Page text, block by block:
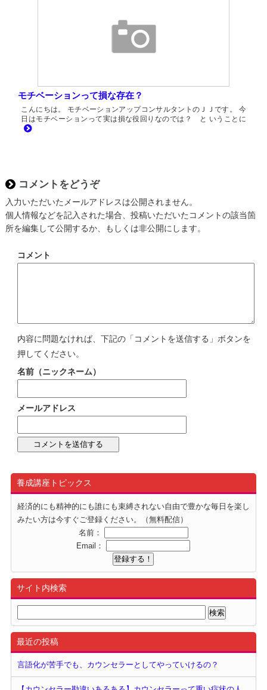
モチベーションって損な存在？
こんにちは。 モチベーションアップコンサルタントのＪＪです。 今
日はモチベーションって実は損な役回りなのでは？ と いうことに
コメントをどうぞ
入力いただいたメールアドレスは公開されません。
個人情報などを記入された場合、投稿いただいたコメントの該当箇
所を編集して公開するか、もしくは非公開にします。
コメント
内容に問題なければ、下記の「コメントを送信する」ボタンを
押してください。
名前（ニックネーム）
メールアドレス
養成講座トピックス
経済的にも精神的にも誰にも束縛されない自由で豊かな毎日を楽し
みたい方は今すぐご登録ください。（無料配信）
名前：
Email：
サイト内検索
最近の投稿
言語化が苦手でも、カウンセラーとしてやっていけるの？